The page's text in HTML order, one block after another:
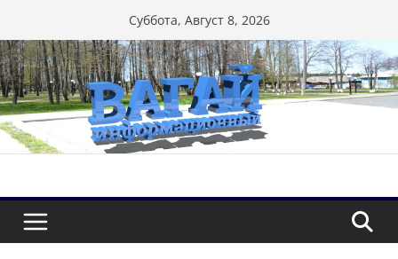
к
содержимому
Суббота, Август 8, 2026